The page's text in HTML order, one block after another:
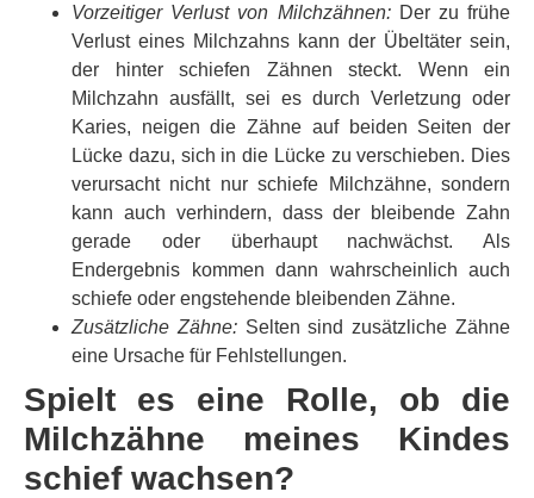
Vorzeitiger Verlust von Milchzähnen:Der zu frühe
Verlust eines Milchzahns kann der Übeltäter sein,
der hinter schiefen Zähnen steckt. Wenn ein
Milchzahn ausfällt, sei es durch Verletzung oder
Karies, neigen die Zähne auf beiden Seiten der
Lücke dazu, sich in die Lücke zu verschieben. Dies
verursacht nicht nur schiefe Milchzähne, sondern
kann auch verhindern, dass der bleibende Zahn
gerade oder überhaupt nachwächst. Als
Endergebnis kommen dann wahrscheinlich auch
schiefe oder engstehende bleibenden Zähne.
Zusätzliche Zähne:Selten sind zusätzliche Zähne
eine Ursache für Fehlstellungen.
Spielt es eine Rolle, ob die
Milchzähne meines Kindes
schief wachsen?